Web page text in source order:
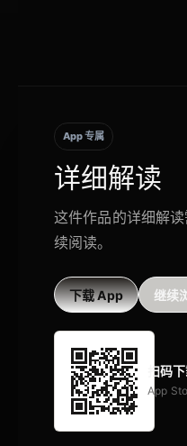
App 专属
详细解读
这件作品的详细解
续阅读。
下载 App 继续
扫码
App